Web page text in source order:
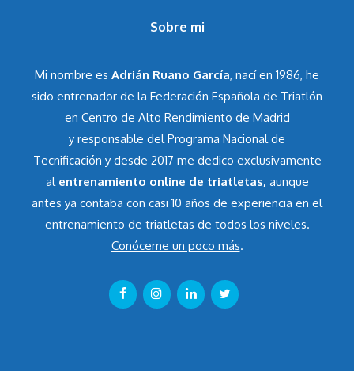
Sobre mi
Mi nombre es Adrián Ruano García, nací en 1986, he
sido entrenador de la Federación Española de Triatlón
en Centro de Alto Rendimiento de Madrid
y responsable del Programa Nacional de
Tecnificación y desde 2017 me dedico exclusivamente
al entrenamiento online de triatletas, aunque
antes ya contaba con casi 10 años de experiencia en el
entrenamiento de triatletas de todos los niveles.
Conóceme un poco más.